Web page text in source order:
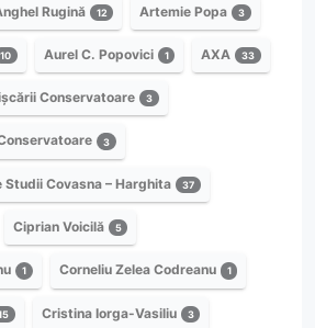
Rugină 12 Artemie Popa 3
10 Aurel C. Popovici 1 AXA 33
Conservatoare 3
3
Studii Covasna – Harghita 37
Ciprian Voicilă 5
1 Corneliu Zelea Codreanu 1
Cristina Iorga-Vasiliu 3